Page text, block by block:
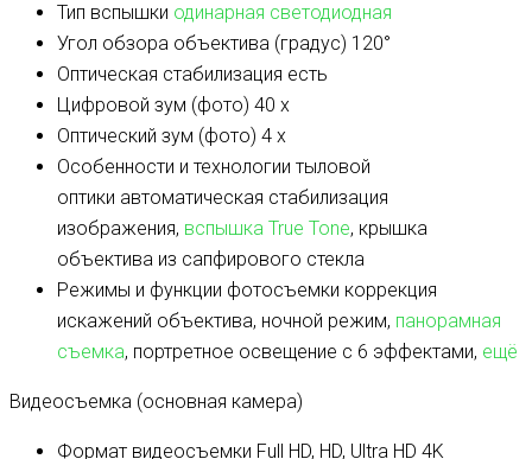
Тип вспышки одинарная светодиодная
Угол обзора объектива (градус) 120°
Оптическая стабилизация есть
Цифровой зум (фото) 40 x
Оптический зум (фото) 4 x
Особенности и технологии тыловой
оптики автоматическая стабилизация
изображения, вспышка True Tone, крышка
объектива из сапфирового стекла
Режимы и функции фотосъемки коррекция
искажений объектива, ночной режим, панорамная
съемка, портретное освещение с 6 эффектами, ещё
Видеосъемка (основная камера)
Формат видеосъемки Full HD, HD, Ultra HD 4K